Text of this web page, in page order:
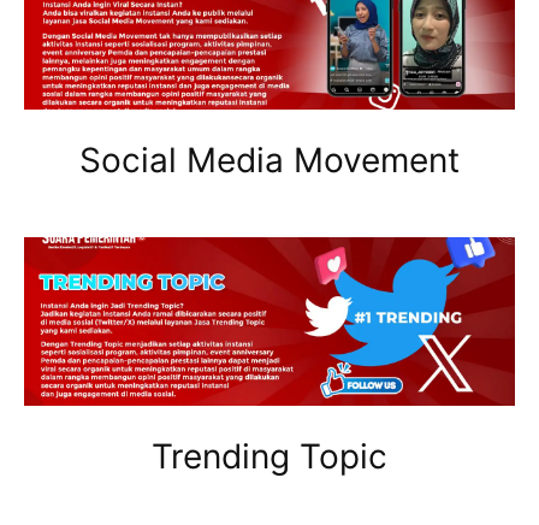
Social Media Movement
Trending Topic